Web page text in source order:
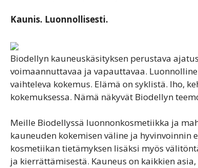
Kaunis. Luonnollisesti.
Biodellyn kauneuskäsityksen perustava
voimaannuttavaa ja vapauttavaa.
vaihteleva kokemus. Elämä on syklistä. Iho,
kokemuksessa. Nämä näkyvät Biodellyn
Meille Biodellyssä luonnonkosmetiikka ja
kauneuden kokemisen väline ja
kosmetiikan tietämyksen lisäksi myös
ja kierrättämisestä. Kauneus on kaikkien